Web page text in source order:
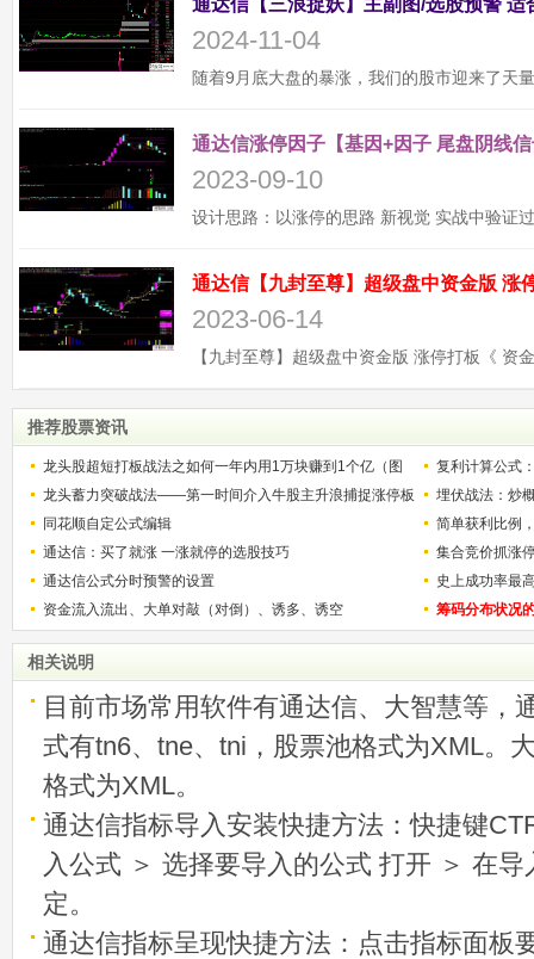
2024-11-04
通达信涨停因子【基因+因子 尾盘阴线
2023-09-10
2023-06-14
推荐股票资讯
龙头股超短打板战法之如何一年内用1万块赚到1个亿（图
解）
复利计算公式
少？
龙头蓄力突破战法——第一时间介入牛股主升浪捕捉涨停板
的技巧（图解）
埋伏战法：炒
同花顺自定公式编辑
简单获利比例
用
通达信：买了就涨 一涨就停的选股技巧
集合竞价抓涨
通达信公式分时预警的设置
史上成功率最
称选股法宝！
资金流入流出、大单对敲（对倒）、诱多、诱空 筹码分布状况
相关说明
目前市场常用软件有通达信、大智慧等，
式有tn6、tne、tni，股票池格式为XML。
格式为XML。
通达信指标导入安装快捷方法：快捷键
入公式 ＞ 选择要导入的公式 打开 ＞ 在
定。
通达信指标呈现快捷方法：点击指标面板